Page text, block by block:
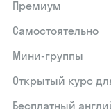
Премиум
Самостоятельно
Мини-группы
Открытый курс
Бесплатный